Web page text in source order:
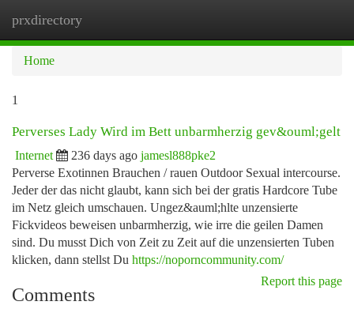
prxdirectory
Home
1
Perverses Lady Wird im Bett unbarmherzig gev&ouml;gelt
Internet 236 days ago jamesl888pke2
Perverse Exotinnen Brauchen / rauen Outdoor Sexual intercourse.
Jeder der das nicht glaubt, kann sich bei der gratis Hardcore Tube
im Netz gleich umschauen. Ungez&auml;hlte unzensierte
Fickvideos beweisen unbarmherzig, wie irre die geilen Damen
sind. Du musst Dich von Zeit zu Zeit auf die unzensierten Tuben
klicken, dann stellst Du https://noporncommunity.com/
Report this page
Comments